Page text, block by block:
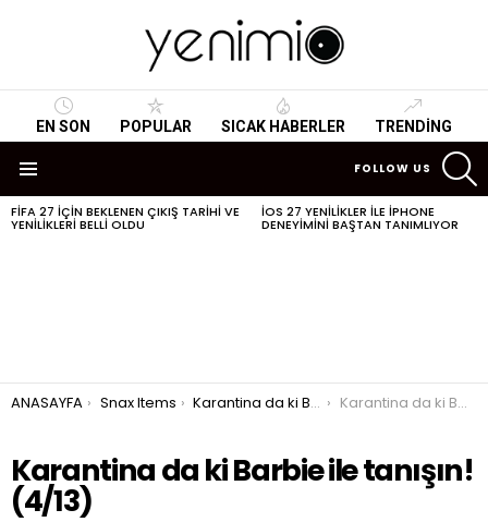
EN SON POPULAR SICAK HABERLER TRENDING
FOLLOW US
SON
HABERLER
FIFA 27 IÇIN BEKLENEN ÇIKIŞ TARIHI VE
YENILIKLERI BELLI OLDU
IOS 27 YENILIKLER ILE IPHONE
DENEYIMINI BAŞTAN TANIMLIYOR
You are here:
ANASAYFA Snax Items Karantina da ki Barbie ile tanışın! Karantina da ki Barbie ile tanışın!
Karantina da ki Barbie ile tanışın!
(4/13)